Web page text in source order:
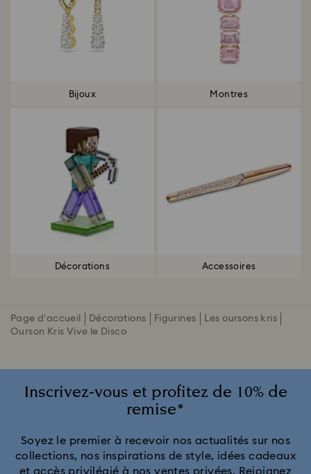
Bijoux Montres
Décorations Accessoires
Page d'accueil Décorations Figurines
Les oursons kris
Ourson Kris Vive le Disco
Inscrivez-vous et profitez de 10% de
remise*
Soyez le premier à recevoir nos actualités sur nos
collections, nos inspirations de style, idées cadeaux
et accès privilégié à nos ventes privées. Rejoignez